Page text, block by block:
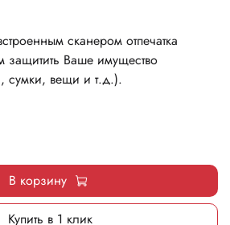
сканером отпечатка
защитить Ваше имущество
сумки, вещи и т.д.).
В корзину
Купить в 1 клик